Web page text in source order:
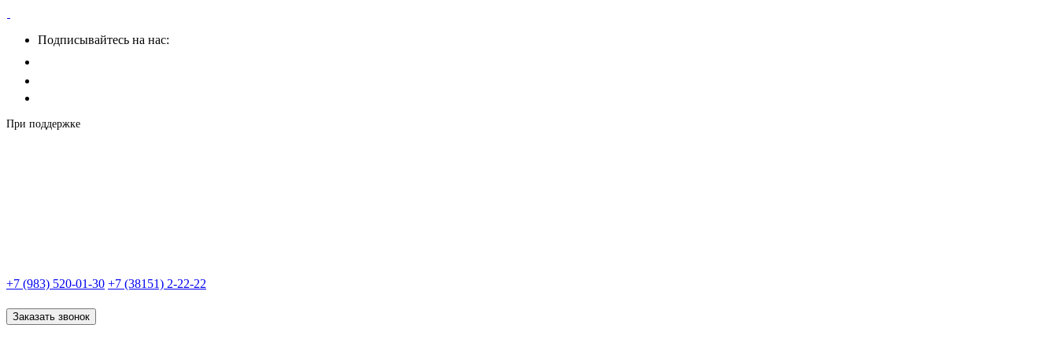
Подписывайтесь на нас:
При поддержке
+7 (983) 520-01-30 +7 (38151) 2-22-22
Заказать звонок